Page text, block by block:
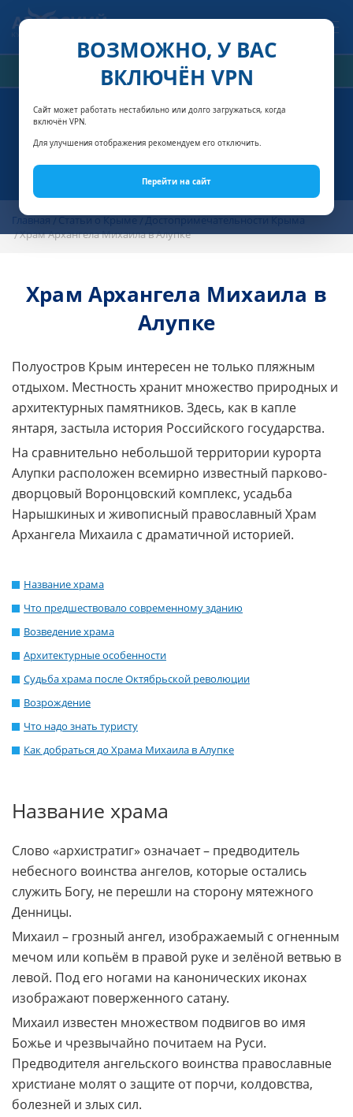
ВОЗМОЖНО, У ВАС
ВКЛЮЧЁН VPN
Сайт может работать нестабильно или долго загружаться, когда
включён VPN.
Для улучшения отображения рекомендуем его отключить.
Перейти на сайт
РАСЧЁТ СТОИМОСТИ
Главная Статьи о Крыме
Достопримечательности Крыма
Храм Архангела Михаила в Алупке
Храм Архангела Михаила в
Алупке
Полуостров Крым интересен не только пляжным
отдыхом. Местность хранит множество природных и
архитектурных памятников. Здесь, как в капле
янтаря, застыла история Российского государства.
На сравнительно небольшой территории курорта
Алупки расположен всемирно известный парково-
дворцовый Воронцовский комплекс, усадьба
Нарышкиных и живописный православный Храм
Архангела Михаила с драматичной историей.
Название храма
Что предшествовало современному зданию
Возведение храма
Архитектурные особенности
Судьба храма после Октябрьской революции
Возрождение
Что надо знать туристу
Как добраться до Храма Михаила в Алупке
Название храма
Слово «архистратиг» означает – предводитель
небесного воинства ангелов, которые остались
служить Богу, не перешли на сторону мятежного
Денницы.
Михаил – грозный ангел, изображаемый с огненным
мечом или копьём в правой руке и зелёной ветвью в
левой. Под его ногами на канонических иконах
изображают поверженного сатану.
Михаил известен множеством подвигов во имя
Божье и чрезвычайно почитаем на Руси.
Предводителя ангельского воинства православные
христиане молят о защите от порчи, колдовства,
болезней и злых сил.